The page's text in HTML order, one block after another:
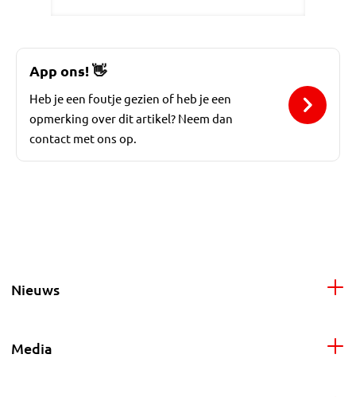
App ons!👋
Heb je een foutje gezien of heb je een
opmerking over dit artikel? Neem dan
contact met ons op.
Nieuws
Media